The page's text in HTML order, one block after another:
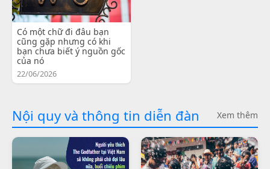
Có một chữ đi đâu bạn
cũng gặp nhưng có khi
bạn chưa biết ý nguồn gốc
của nó
22/06/2026
Nội quy và thông tin diễn đàn Xem thêm